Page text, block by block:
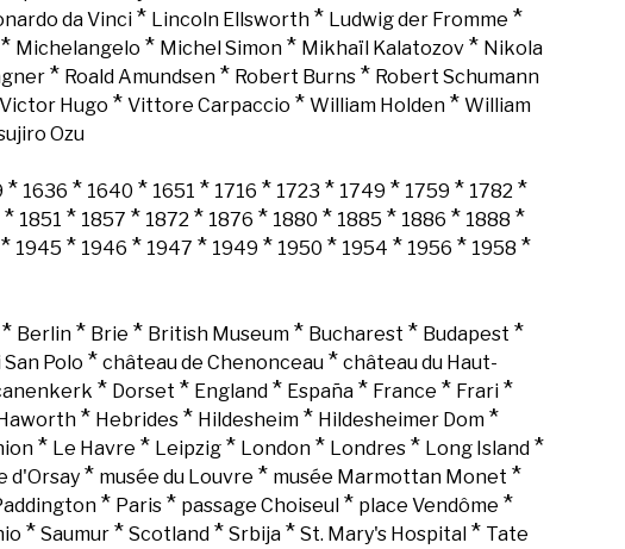
da Vinci * Lincoln Ellsworth * Ludwig der Fromme *
* Michelangelo * Michel Simon * Mikhaïl Kalatozov * Nikola
* Roald Amundsen * Robert Burns * Robert Schumann
Victor Hugo * Vittore Carpaccio * William Holden * William
Ozu
* 1636 * 1640 * 1651 * 1716 * 1723 * 1749 * 1759 * 1782 *
* 1851 * 1857 * 1872 * 1876 * 1880 * 1885 * 1886 * 1888 *
* 1945 * 1946 * 1947 * 1949 * 1950 * 1954 * 1956 * 1958 *
Berlin* Brie * British Museum* Bucharest * Budapest *
Polo * château de Chenonceau* château du Haut-
* Dorset * England * España * France * Frari *
* Hebrides * Hildesheim * Hildesheimer Dom *
* Le Havre * Leipzig* London* Londres* Long Island*
d'Orsay * musée du Louvre * musée Marmottan Monet *
* Paris* passage Choiseul* place Vendôme *
* Saumur * Scotland * Srbija * St. Mary's Hospital * Tate